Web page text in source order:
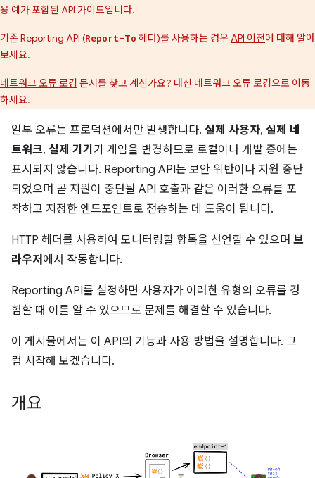
용 예가 포함된 API 가이드입니다.
기존 Reporting API (Report-To 헤더)를 사용하는 경우API 이전에 대해 알아
보세요.
네트워크 오류 로깅 문서를 찾고 계신가요? 대신 네트워크 오류 로깅으로 이동
하세요.
일부 오류는 프로덕션에서만 발생합니다. 실제 사용자, 실제 네
트워크, 실제 기기 가 게임을 변경하므로 로컬이나 개발 중에는
표시되지 않습니다. Reporting API는 보안 위반이나 지원 중단
되었으며 곧 지원이 중단될 API 호출과 같은 이러한 오류를 포
착하고 지정한 엔드포인트로 전송하는 데 도움이 됩니다.
HTTP 헤더를 사용하여 모니터링할 항목을 선언할 수 있으며 브
라우저 에서 작동합니다.
Reporting API를 설정하면 사용자가 이러한 유형의 오류를 경
험할 때 이를 알 수 있으므로 문제를 해결할 수 있습니다.
이 게시물에서는 이 API의 기능과 사용 방법을 설명합니다. 그
럼 시작해 보겠습니다.
개요